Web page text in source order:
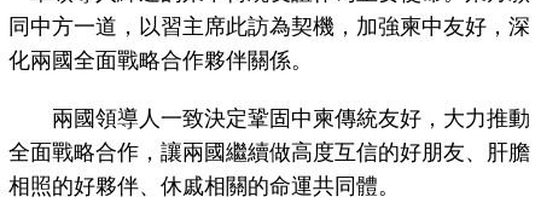
同中方一道，以習主席此訪為契機，加強柬中友好，深
化兩國全面戰略合作夥伴關係。
兩國領導人一致決定鞏固中柬傳統友好，大力推動
全面戰略合作，讓兩國繼續做高度互信的好朋友、肝膽
相照的好夥伴、休戚相關的命運共同體。